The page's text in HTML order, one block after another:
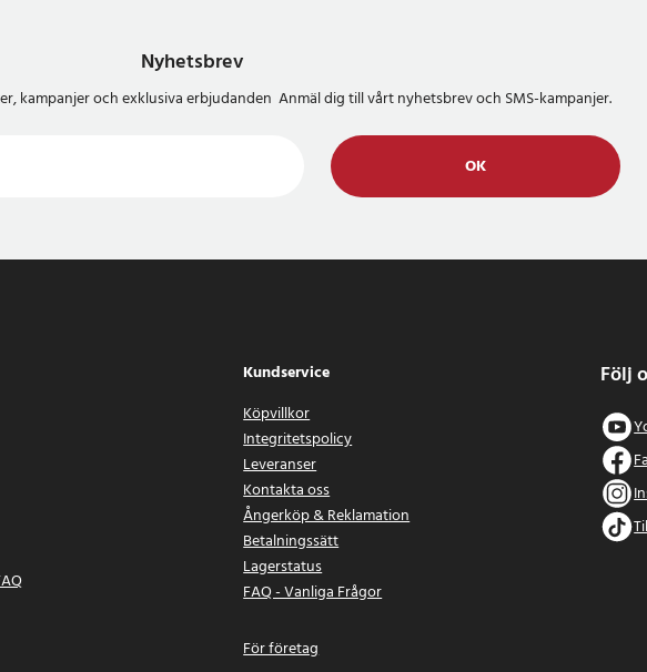
Nyhetsbrev
kampanjer och exklusiva erbjudanden Anmäl dig till vårt nyhetsbrev och SMS-kampanjer.
OK
Kundservice
Köpvillkor
Integritetspolicy
Leveranser
Kontakta oss
Ångerköp & Reklamation
Betalningssätt
Lagerstatus
FAQ - Vanliga Frågor
För företag
Följ